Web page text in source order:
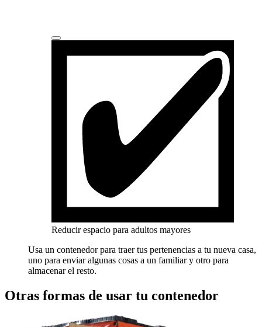
Reducir espacio para adultos mayores
Usa un contenedor para traer tus pertenencias a tu nueva casa,
uno para enviar algunas cosas a un familiar y otro para
almacenar el resto.
Otras formas de usar tu contenedor